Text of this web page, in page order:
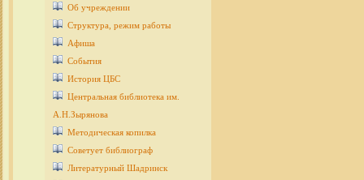
Об учреждении
Структура, режим работы
Афиша
События
История ЦБС
Центральная библиотека им.
А.Н.Зырянова
Методическая копилка
Советует библиограф
Литературный Шадринск